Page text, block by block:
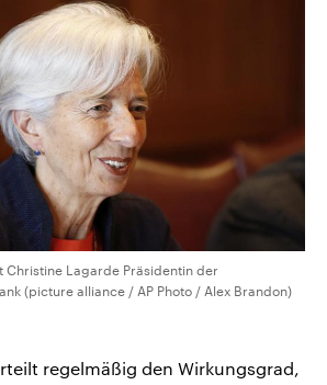
Christine Lagarde Präsidentin der
(picture alliance / AP Photo / Alex Brandon)
regelmäßig den Wirkungsgrad,